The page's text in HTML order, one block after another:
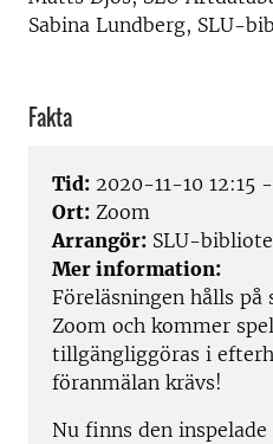
Sabina Lundberg, SLU-
Fakta
Tid: 2020-11-10 12:15
Ort: Zoom
Arrangör: SLU-
Mer information:
Föreläsningen hålls på
Zoom och kommer
tillgängliggöras i
föranmälan krävs!
Nu finns den